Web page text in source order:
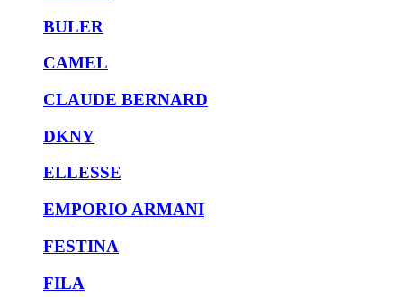
BULER
CAMEL
CLAUDE BERNARD
DKNY
ELLESSE
EMPORIO ARMANI
FESTINA
FILA